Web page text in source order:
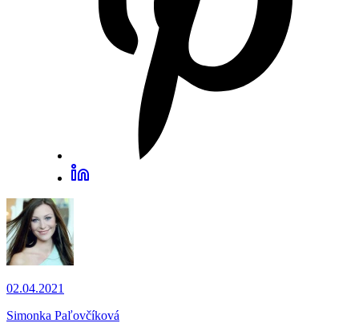
02.04.2021
Simonka Paľovčíková